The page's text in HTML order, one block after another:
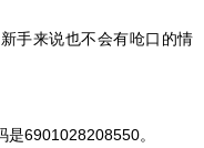
手来说也不会有呛口的情
6901028208550。